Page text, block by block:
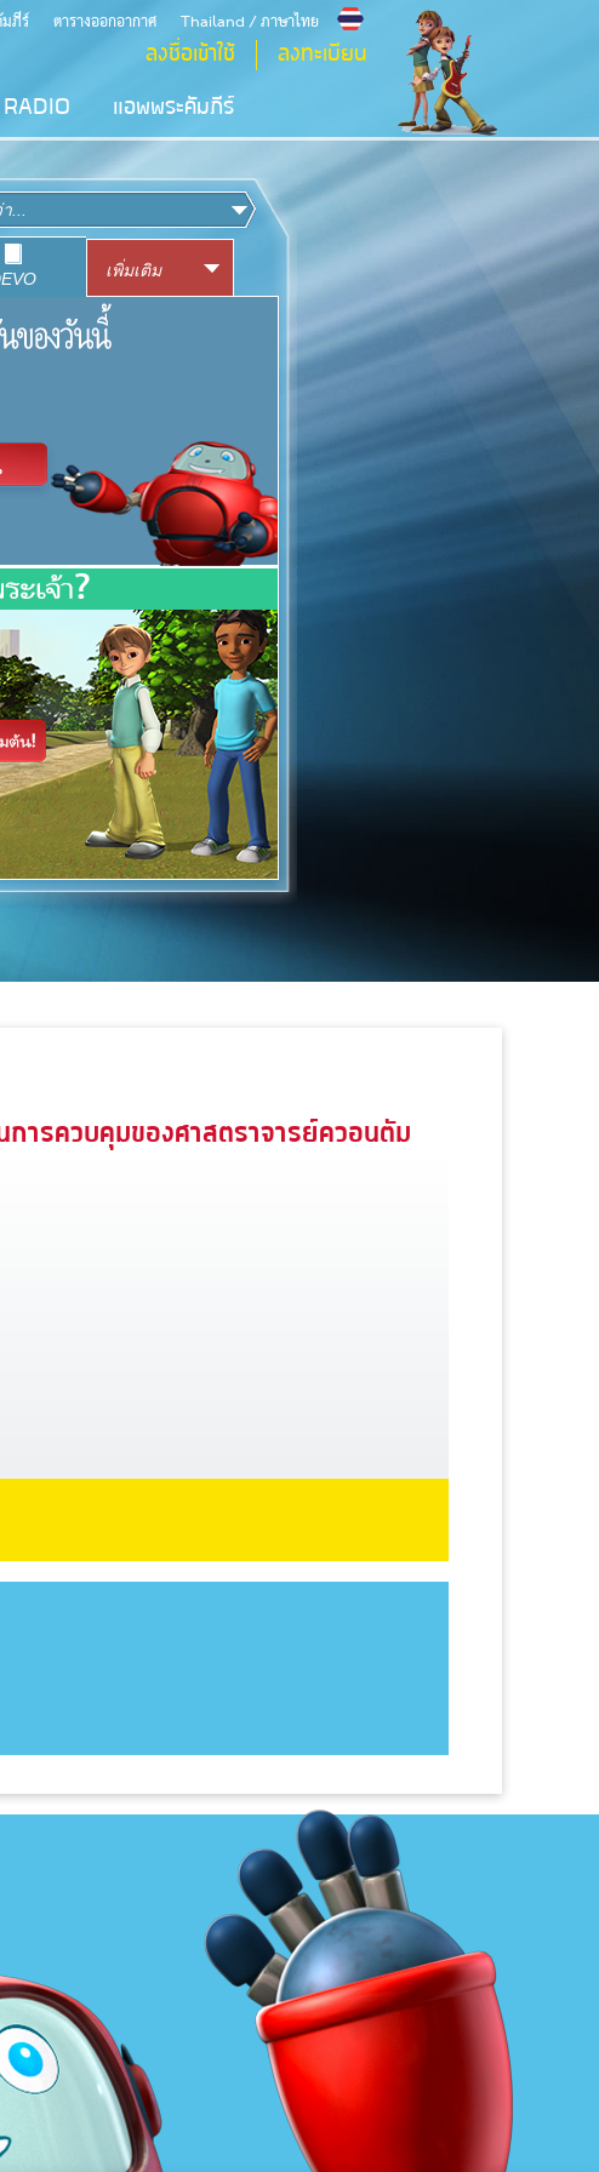
Thailand / ภาษาไทย
ตารางออกอากาศ
ภีร์
ลงชื่อเข้าใช้ ลงทะเบียน
RADIO แอพพระคัมภีร์
การควบคุมของศาสตราจารย์ควอนตัม